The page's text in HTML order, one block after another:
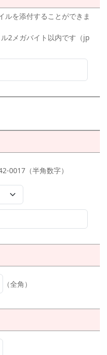
ルを添付することができま
2メガバイト以内です（jp
0017（半角数字）
（全角）